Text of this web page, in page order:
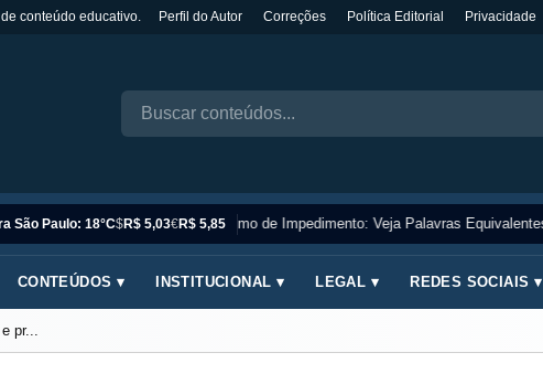
de conteúdo educativo. Perfil do Autor Correções Política Editorial Privacidade
São Paulo: 18°C$R$ 5,03€R$ 5,85
Sinônimo de Impedimento: Veja Palavras Equivalentes
CONTEÚDOS ▾ INSTITUCIONAL ▾ LEGAL ▾ REDES SOCIAIS ▾
pr...